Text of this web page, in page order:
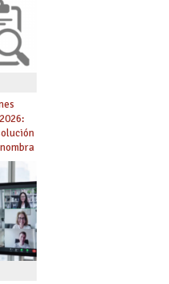
en
y se